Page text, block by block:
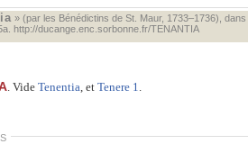
» (par les Bénédictins de St. Maur, 1733–1736), dans
http://ducange.enc.sorbonne.fr/TENANTIA
. Vide Tenentia, et Tenere 1.